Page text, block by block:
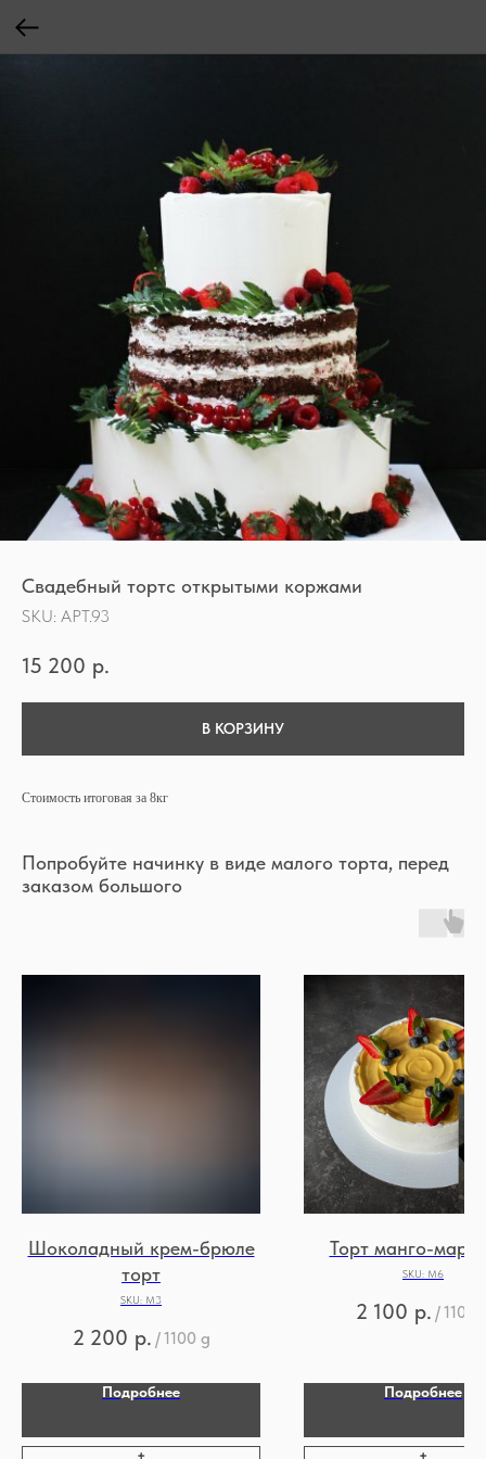
Свадебный тортс открытыми коржами
SKU: АРТ.93
15 200 р.
В КОРЗИНУ
Стоимость итоговая за 8кг
Попробуйте начинку в виде малого торта, перед
заказом большого
Шоколадный крем-брюле
торт
SKU: М3
2 200 р. /1100 g
Подробнее
Торт манго-
SKU: М6
2 100 р. /1100
Подробнее